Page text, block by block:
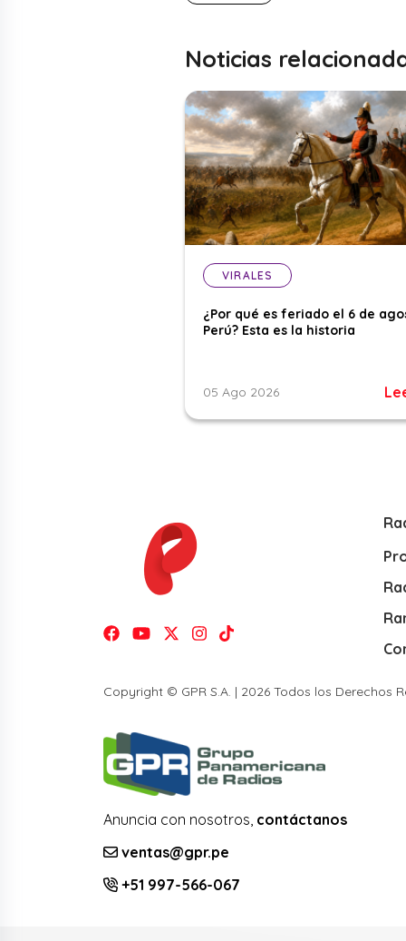
Noticias
VIRALES
¿Por qué es feriado el 6 de
Perú? Esta es la historia
05 Ago 2026
Copyright © GPR S.A. | 2026 Todos los Derechos
Anuncia con nosotros, contáctanos
ventas@gpr.pe
+51 997-566-067